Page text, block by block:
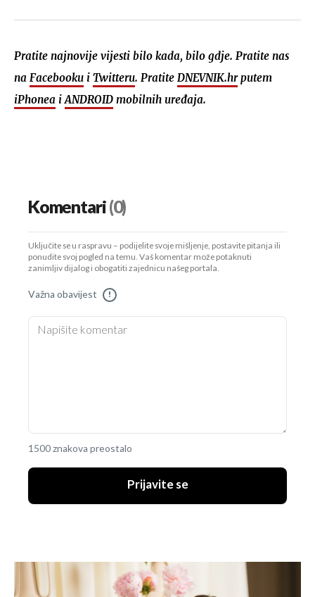
Pratite najnovije vijesti bilo kada, bilo gdje. Pratite nas
na Facebooku i Twitteru. Pratite DNEVNIK.hrputem
iPhonea i ANDROID mobilnih uređaja.
Komentari(0)
Uključite se u raspravu – podijelite svoje mišljenje, postavite pitanja ili
ponudite svoj pogled na temu. Vaš komentar može potaknuti
zanimljiv dijalog i obogatiti zajednicu našeg portala.
Važna obavijest !
1500 znakova preostalo
Prijavite se